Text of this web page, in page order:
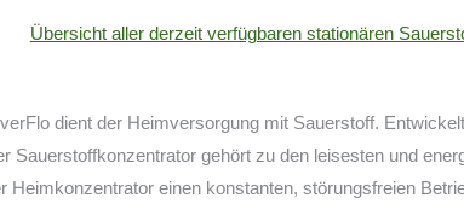
Übersicht aller derzeit verfügbaren stationären
dient der Heimversorgung mit Sauerstoff.
Sauerstoffkonzentrator gehört zu den leisesten und
Heimkonzentrator einen konstanten, störungsfreien